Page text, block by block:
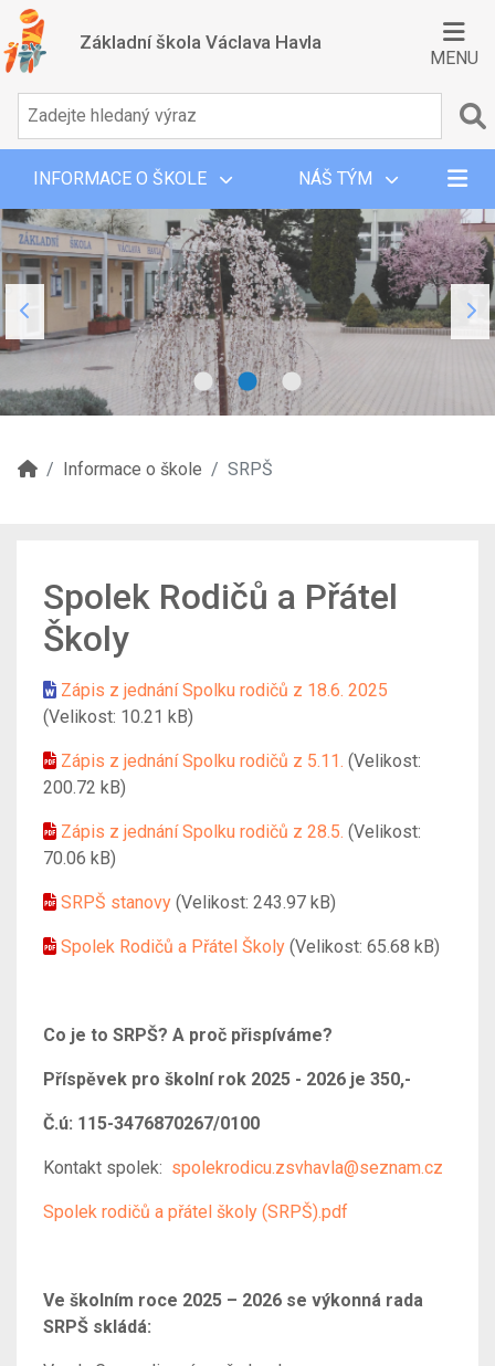
Základní škola Václava Havla
MENU
INFORMACE O ŠKOLE NÁŠ TÝM
Informace o škole SRPŠ
Spolek Rodičů a Přátel
Školy
Zápis z jednání Spolku rodičů z 18.6. 2025
(Velikost: 10.21 kB)
Zápis z jednání Spolku rodičů z 5.11. (Velikost:
200.72 kB)
Zápis z jednání Spolku rodičů z 28.5. (Velikost:
70.06 kB)
SRPŠ stanovy (Velikost: 243.97 kB)
Spolek Rodičů a Přátel Školy (Velikost: 65.68 kB)
Co je to SRPŠ? A proč přispíváme?
Příspěvek pro školní rok 2025 - 2026 je 350,-
Č.ú: 115-3476870267/0100
Kontakt spolek: spolekrodicu.zsvhavla@seznam.cz
Spolek rodičů a přátel školy (SRPŠ).pdf
Ve školním roce 2025 – 2026 se výkonná rada
SRPŠ skládá: